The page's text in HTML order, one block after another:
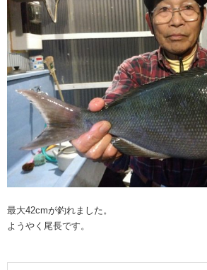
最大42cmが釣れました。
ようやく尾長です。